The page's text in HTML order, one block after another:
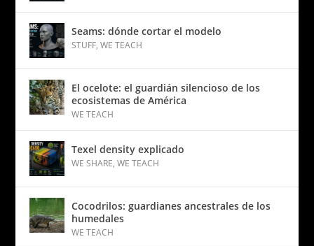
Seams: dónde cortar el modelo
STUFF,WE TEACH
El ocelote: el guardián silencioso de los
ecosistemas de América
WE TEACH
Texel density explicado
WE SHARE,WE TEACH
Cocodrilos: guardianes ancestrales de los
humedales
WE TEACH